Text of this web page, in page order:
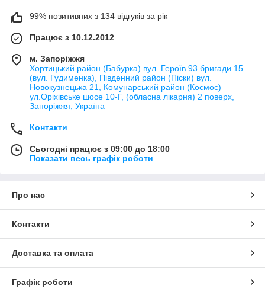
99% позитивних з 134 відгуків за рік
Працює з 10.12.2012
м. Запоріжжя
Хортицький район (Бабурка) вул. Героїв 93 бригади 15
(вул. Гудименка), Південний район (Піски) вул.
Новокузнецька 21, Комунарський район (Космос)
ул.Оріхівське шосе 10-Г, (обласна лікарня) 2 поверх,
Запоріжжя, Україна
Контакти
Сьогодні працює з 09:00 до 18:00
Показати весь графік роботи
Про нас
Контакти
Доставка та оплата
Графік роботи